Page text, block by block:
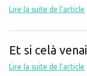
Lire la suite de l'article
Et si celà
Lire la suite de l'article